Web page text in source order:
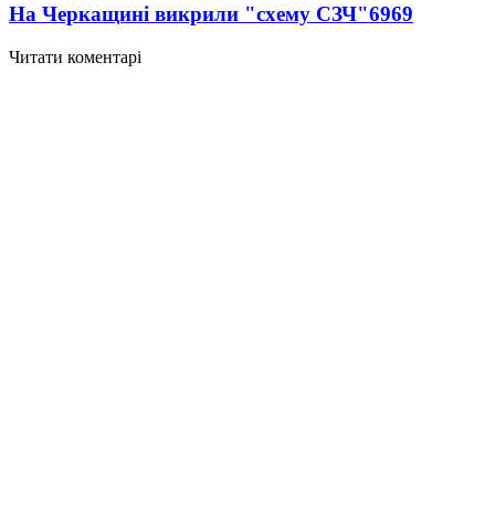
На Черкащині викрили "схему СЗЧ"6969
Читати коментарі